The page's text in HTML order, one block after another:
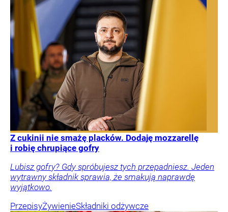
Z cukinii nie smażę placków. Dodaję mozzarellę
i robię chrupiące gofry
Lubisz gofry? Gdy spróbujesz tych przepadniesz. Jeden
wytrawny składnik sprawia, że smakują naprawdę
wyjątkowo.
PrzepisyŻywienieSkładniki odżywcze